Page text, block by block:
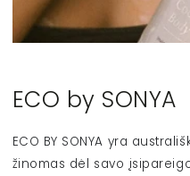
ECO by SONYA
ECO BY SONYA yra
žinomas dėl savo